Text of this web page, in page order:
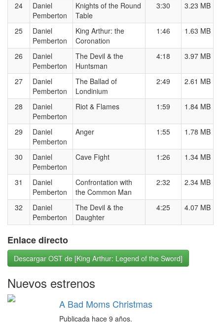
24
Daniel
Pemberton
Knights of the Round
Table
3:30 3.23 MB
25
Daniel
Pemberton
King Arthur: the
Coronation
1:46 1.63 MB
26
Daniel
Pemberton
The Devil & the
Huntsman
4:18 3.97 MB
27
Daniel
Pemberton
The Ballad of
Londinium
2:49 2.61 MB
28
Daniel
Pemberton
Riot & Flames 1:59 1.84 MB
29
Daniel
Pemberton
Anger 1:55 1.78 MB
30
Daniel
Pemberton
Cave Fight 1:26 1.34 MB
31
Daniel
Pemberton
Confrontation with
the Common Man
2:32 2.34 MB
32
Daniel
Pemberton
The Devil & the
Daughter
4:25 4.07 MB
Enlace directo
Descargar OST de [King Arthur: Legend of the Sword]
Nuevos estrenos
A Bad Moms Christmas
Publicada hace 9 años.